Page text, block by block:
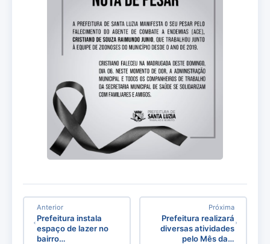
Anterior
Prefeitura instala
espaço de lazer no
bairro…
Próxima
Prefeitura realizará
diversas atividades
pelo Mês da…